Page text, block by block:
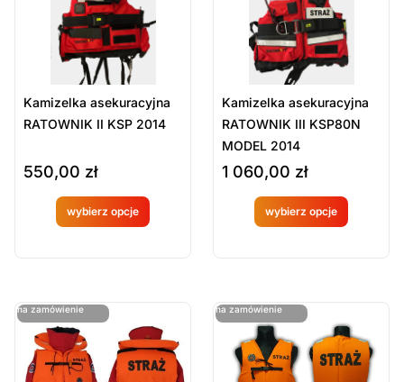
Kamizelka asekuracyjna
RATOWNIK II KSP 2014
550,00 zł
wybierz opcje
Produkt
na
zamówien
ie
Kamizelka asekuracyjna
RATOWNIK III KSP80N
MODEL 2014
1 060,00 zł
wybierz opcje
Produkt
na
zamówien
ie
na zamówienie
ostatnie sztuki na zamówienie
ostatnie sztuki